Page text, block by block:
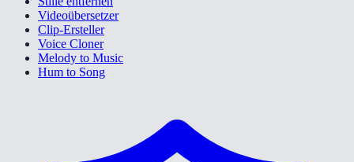
Videoübersetzer
Clip-Ersteller
Voice Cloner
Melody to Music
Hum to Song